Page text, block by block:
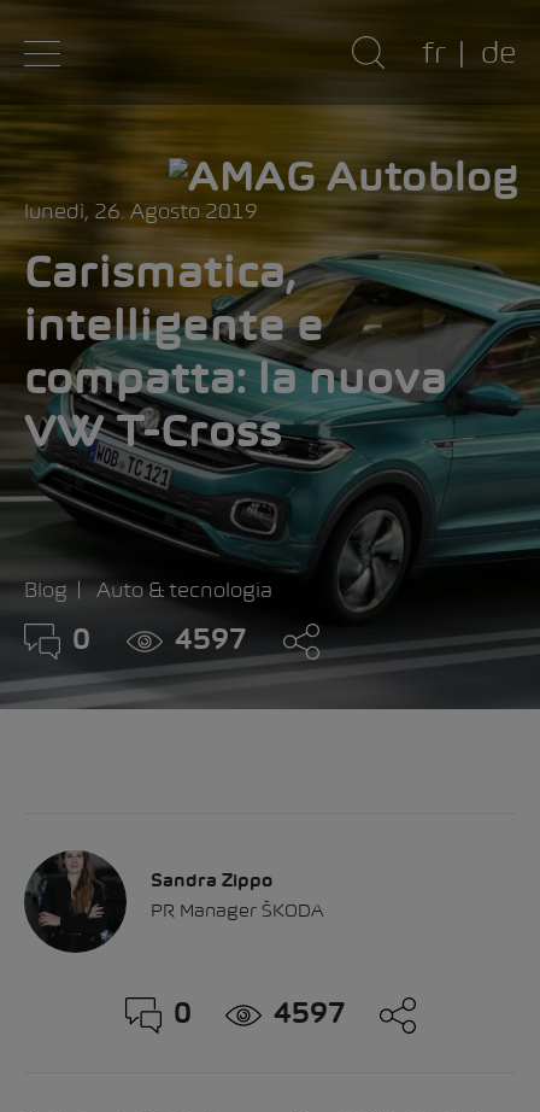
fr de
lunedì, 26. Agosto 2019
Carismatica,
intelligente e
compatta: la nuova
VW T-Cross
Blog Auto & tecnologia
0 4597
Sandra Zippo
PR Manager ŠKODA
0 4597